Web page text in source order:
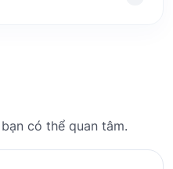
có thể quan tâm.